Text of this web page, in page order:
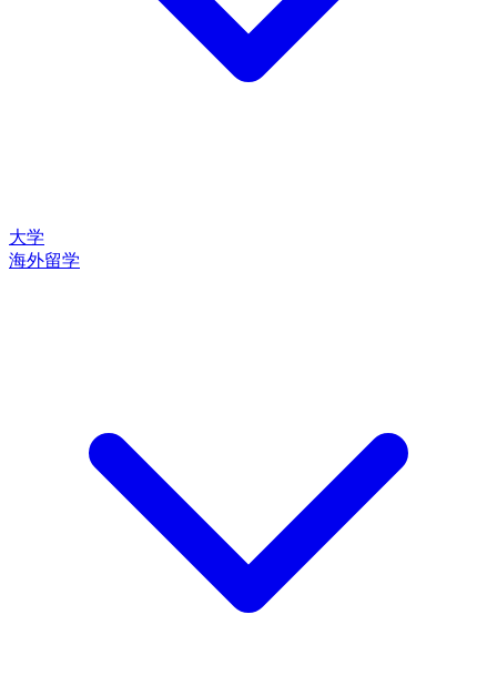
大学
海外留学